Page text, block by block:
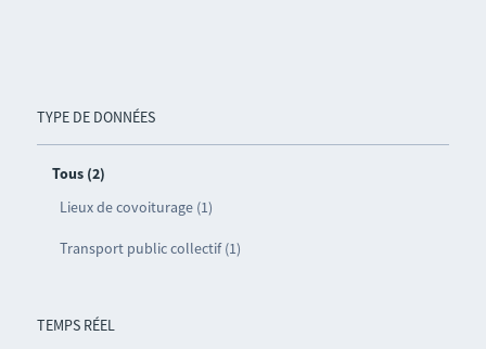
TYPE DE DONNÉES
Tous (2)
Lieux de covoiturage (1)
Transport public collectif (1)
TEMPS RÉEL